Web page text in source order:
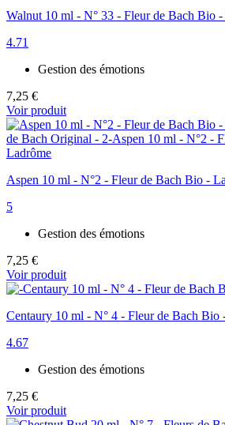
Walnut 10 ml - N° 33 - Fleur de Bach Bio
4.71
Gestion des émotions
7,25 €
Voir produit
Aspen 10 ml - N°2 - Fleur de Bach Bio -
5
Gestion des émotions
7,25 €
Voir produit
Centaury 10 ml - N° 4 - Fleur de Bach Bio
4.67
Gestion des émotions
7,25 €
Voir produit